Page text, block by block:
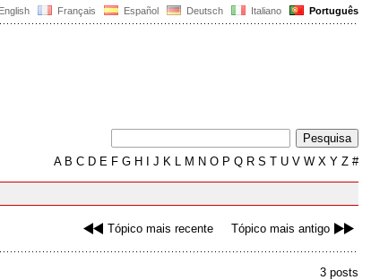
Français Español Deutsch Italiano Português
AB C D E F G H J K L M N O P Q R S T U V W X Y Z #
Tópico mais recente Tópico mais antigo
3 posts